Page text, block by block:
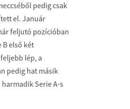
pedig csak
el. Január
feljutó pozícióban
B első két
lép, a
pedig hat másik
harmadik Serie A-s